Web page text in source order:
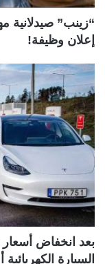
“زينب” صيدلانية
إعلان وظيفة!
بعد انخفاض أسعار
السيارة الكهربائية